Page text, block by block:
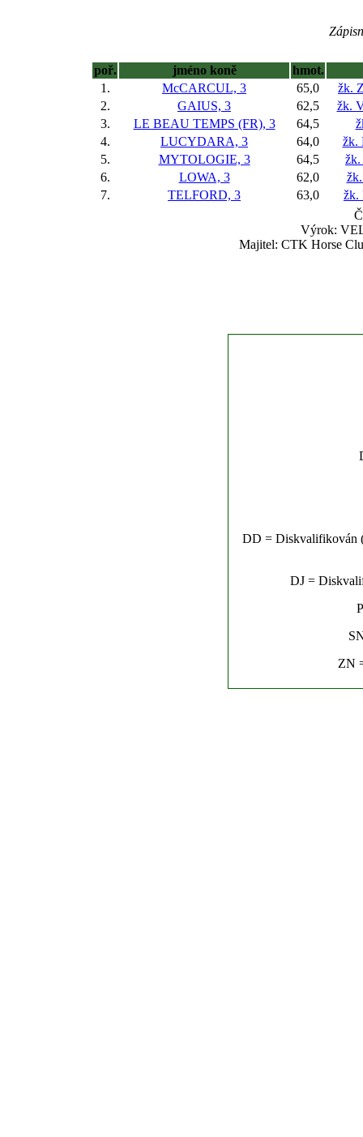
poř. jméno koně
hmot.
1.
McCARCUL, 3 65,0
žk.
2.
GAIUS, 3 62,5
žk.
3.
LE BEAU TEMPS (FR), 3 64,5
4.
LUCYDARA, 3 64,0
žk.
5.
MYTOLOGIE, 3 64,5
žk.
6.
LOWA, 3 62,0
7.
TELFORD, 3 63,0
žk.
Výrok:
Majitel: CTK Horse
DD = Diskvalifikován
DJ =
ZN